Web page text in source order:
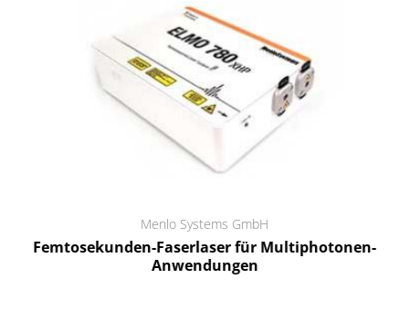
Menlo Systems GmbH
Femtosekunden-Faserlaser für Multiphotonen-
Anwendungen